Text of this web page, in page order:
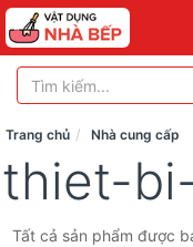
Trang chủ Nhà cung cấp
thiet-
Tất cả sản phẩm được